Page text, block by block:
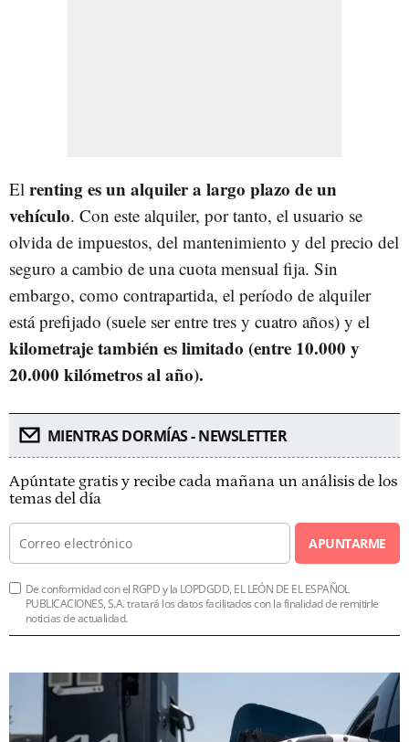
El renting es un alquiler a largo plazo de un
vehículo. Con este alquiler, por tanto, el usuario se
olvida de impuestos, del mantenimiento y del precio del
seguro a cambio de una cuota mensual fija. Sin
embargo, como contrapartida, el período de alquiler
está prefijado (suele ser entre tres y cuatro años) y el
kilometraje también es limitado (entre 10.000 y
20.000 kilómetros al año).
MIENTRAS DORMÍAS - NEWSLETTER
Apúntate gratis y recibe cada mañana un análisis de los
temas del día
APUNTARME
De conformidad con el RGPD y la LOPDGDD, EL LEÓN DE EL ESPAÑOL
PUBLICACIONES, S.A. tratará los datos facilitados con la finalidad de remitirle
noticias de actualidad.